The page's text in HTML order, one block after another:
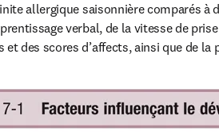
allergique saisonnière comparés
verbal, de la vitesse de
des scores d’affects, ainsi que de la